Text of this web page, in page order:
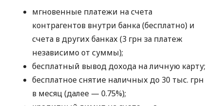
мгновенные платежи на счета
контрагентов внутри банка (бесплатно) и
счета в других банках (3 грн за платеж
независимо от суммы);
бесплатный вывод дохода на личную карту;
бесплатное снятие наличных до 30 тыс. грн
в месяц (далее — 0.75%);